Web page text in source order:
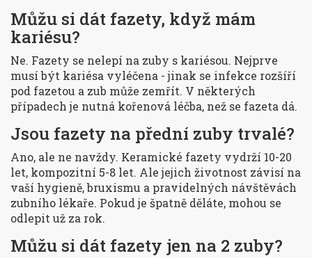
Můžu si dát fazety, když mám
kariésu?
Ne. Fazety se nelepí na zuby s kariésou. Nejprve
musí být kariésa vyléčena - jinak se infekce rozšíří
pod fazetou a zub může zemřít. V některých
případech je nutná kořenová léčba, než se fazeta dá.
Jsou fazety na přední zuby trvalé?
Ano, ale ne navždy. Keramické fazety vydrží 10-20
let, kompozitní 5-8 let. Ale jejich životnost závisí na
vaší hygieně, bruxismu a pravidelných návštěvách
zubního lékaře. Pokud je špatně děláte, mohou se
odlepit už za rok.
Můžu si dát fazety jen na 2 zuby?